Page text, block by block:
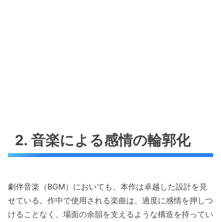
2. 音楽による感情の輪郭化
劇伴音楽（BGM）においても、本作は卓越した設計を見
せている。作中で使用される楽曲は、過度に感情を押しつ
けることなく、場面の余韻を支えるような構造を持ってい